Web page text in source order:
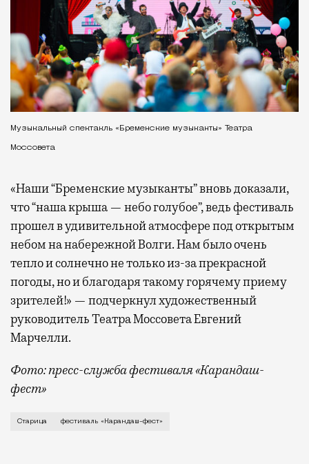
Музыкальный спектакль «Бременские музыканты» Театра
Моссовета
«Наши “Бременские музыканты” вновь доказали,
что “наша крыша — небо голубое”, ведь фестиваль
прошел в удивительной атмосфере под открытым
небом на набережной Волги. Нам было очень
тепло и солнечно не только из-за прекрасной
погоды, но и благодаря такому горячему приему
зрителей!» — подчеркнул художественный
руководитель Театра Моссовета Евгений
Марчелли.
Фото: пресс-служба фестиваля «Карандаш-
фест»
В минувший уикенд маленькая Старица в
Старица фестиваль «Карандаш-фест»